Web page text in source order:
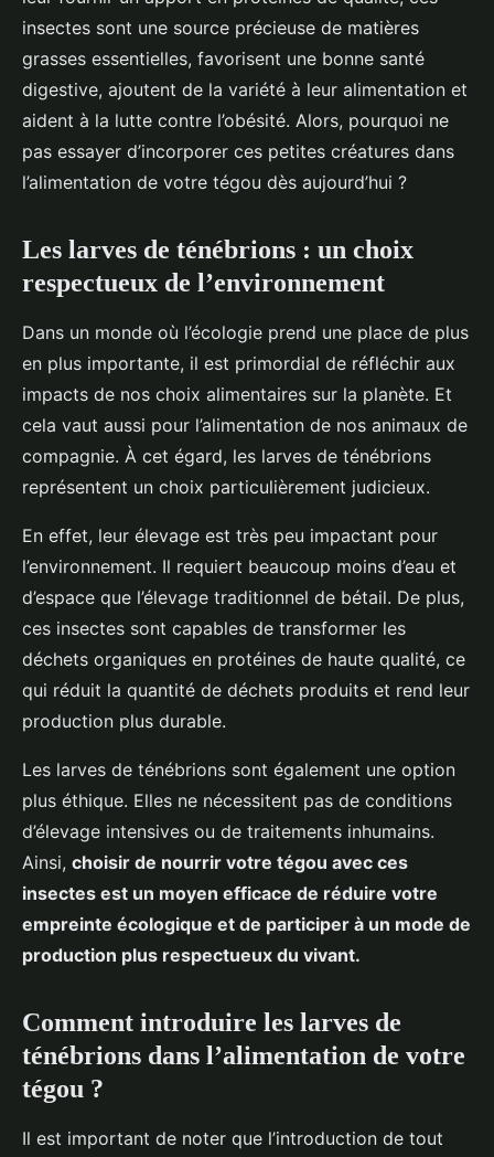
insectes sont une source précieuse de matières
grasses essentielles, favorisent une bonne santé
digestive, ajoutent de la variété à leur alimentation et
aident à la lutte contre l’obésité. Alors, pourquoi ne
pas essayer d’incorporer ces petites créatures dans
l’alimentation de votre tégou dès aujourd’hui ?
Les larves de ténébrions : un choix
respectueux de l’environnement
Dans un monde où l’écologie prend une place de plus
en plus importante, il est primordial de réfléchir aux
impacts de nos choix alimentaires sur la planète. Et
cela vaut aussi pour l’alimentation de nos animaux de
compagnie. À cet égard, les larves de ténébrions
représentent un choix particulièrement judicieux.
En effet, leur élevage est très peu impactant pour
l’environnement. Il requiert beaucoup moins d’eau et
d’espace que l’élevage traditionnel de bétail. De plus,
ces insectes sont capables de transformer les
déchets organiques en protéines de haute qualité, ce
qui réduit la quantité de déchets produits et rend leur
production plus durable.
Les larves de ténébrions sont également une option
plus éthique. Elles ne nécessitent pas de conditions
d’élevage intensives ou de traitements inhumains.
Ainsi, choisir de nourrir votre tégou avec ces
insectes est un moyen efficace de réduire votre
empreinte écologique et de participer à un mode de
production plus respectueux du vivant.
Comment introduire les larves de
ténébrions dans l’alimentation de votre
tégou ?
Il est important de noter que l’introduction de tout